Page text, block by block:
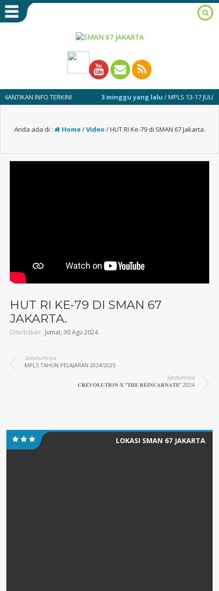
INFO TERKINI 3 minggu yang lalu/ MPLS 13-17 JULI 2026
Anda ada di : Home/Video /HUT RI Ke-79 di SMAN 67 Jakarta.
HUT RI KE-79 DI SMAN 67
JAKARTA.
Diterbitkan : Jumat, 30 Agu 2024
Sebelumnya
MPLS TAHUN PELAJARAN 2024/2025
Setelahnya
𝐂𝐑𝐄𝐕𝐎𝐋𝐔𝐓𝐈𝐎𝐍 𝐗 “𝐓𝐇𝐄 𝐑𝐄𝐈𝐍𝐂𝐀𝐑𝐍𝐀𝐓𝐄” 2024
LOKASI SMAN 67 JAKARTA